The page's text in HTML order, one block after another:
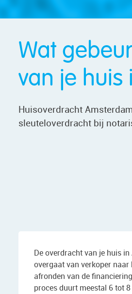
Wat
van je huis
Huisoverdracht
sleuteloverdracht bij
De overdracht van je huis
overgaat van verkoper
afronden van de
proces duurt meestal 6 tot